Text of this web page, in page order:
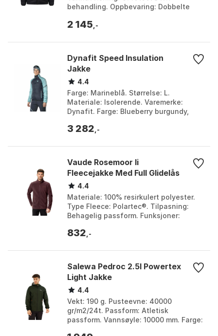
behandling. Oppbevaring: Dobbelte
Performance Fit. Farge: Blackout.
2 145 ,-
Dynafit Speed Insulation
Jakke
4.4
Farge: Marineblå. Størrelse: L.
Materiale: Isolerende. Varemerke:
Dynafit. Farge: Blueberry burgundy,
Marine blue 1, Mari...
3 282 ,-
Vaude Rosemoor Ii
Fleecejakke Med Full Glidelås
4.4
Materiale: 100% resirkulert polyester.
Type Fleece: Polartec®. Tilpasning:
Behagelig passform. Funksjoner:
livet. Farge...
832 ,-
Salewa Pedroc 2.5l Powertex
Light Jakke
4.4
Vekt: 190 g. Pusteevne: 40000
gr/m2/24t. Passform: Atletisk
passform. Vannsøyle: 10000 mm. Farge: